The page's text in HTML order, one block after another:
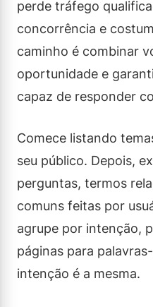
perde tráfego
concorrência e
caminho é combinar
oportunidade e
capaz de responder
Comece listando
seu público. Depois,
perguntas, termos
comuns feitas por
agrupe por intenção,
páginas para
intenção é a mesma.